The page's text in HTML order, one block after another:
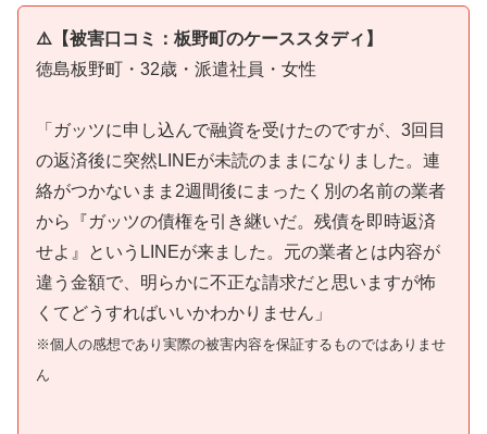
⚠️【被害口コミ：板野町のケーススタディ】
徳島板野町・32歳・派遣社員・女性
「ガッツに申し込んで融資を受けたのですが、3回目
の返済後に突然LINEが未読のままになりました。連
絡がつかないまま2週間後にまったく別の名前の業者
から『ガッツの債権を引き継いだ。残債を即時返済
せよ』というLINEが来ました。元の業者とは内容が
違う金額で、明らかに不正な請求だと思いますが怖
くてどうすればいいかわかりません」
※個人の感想であり実際の被害内容を保証するものではありませ
ん